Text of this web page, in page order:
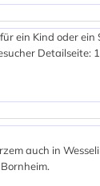
für ein Kind oder ein
Detailseite:
auch in